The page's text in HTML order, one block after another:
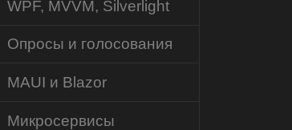
WPF, MVVM, Silverlight
Опросы и голосования
MAUI и Blazor
Микросервисы